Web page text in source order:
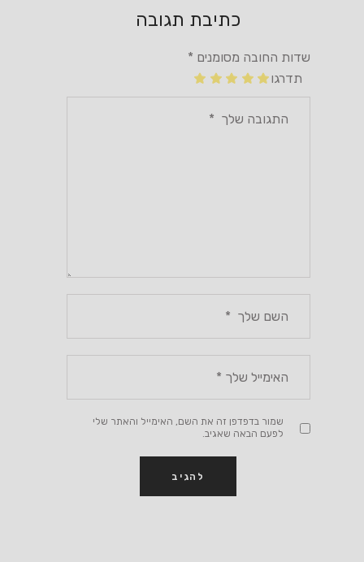
כתיבת תגובה
שדות החובה מסומנים *
תדרגו
שמור בדפדפן זה את השם, האימייל והאתר שלי
לפעם הבאה שאגיב.